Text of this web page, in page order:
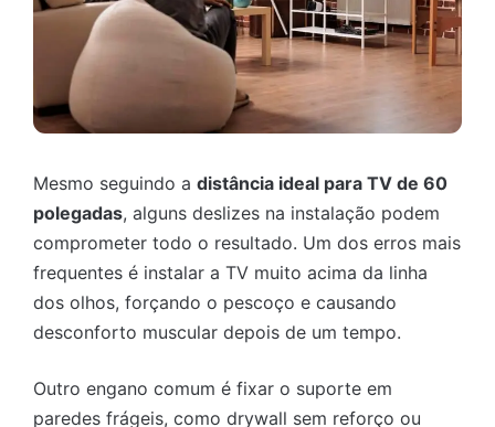
Mesmo seguindo a distância ideal para TV de 60
polegadas, alguns deslizes na instalação podem
comprometer todo o resultado. Um dos erros mais
frequentes é instalar a TV muito acima da linha
dos olhos, forçando o pescoço e causando
desconforto muscular depois de um tempo.
Outro engano comum é fixar o suporte em
paredes frágeis, como drywall sem reforço ou